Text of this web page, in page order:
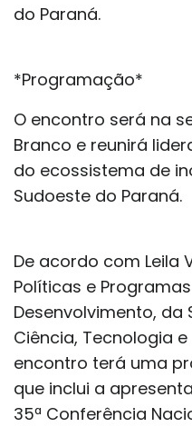
do Paraná.
*Programação*
O encontro será na
Branco e reunirá
do ecossistema de
Sudoeste do Paraná.
De acordo com Leila
Políticas e
Desenvolvimento, da
Ciência, Tecnologia
encontro terá uma
que inclui a
35ª Conferência